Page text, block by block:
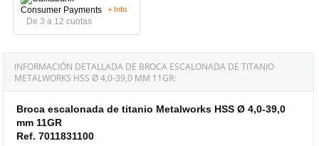
De 3 a 12 cuotas
+ Info
INFORMACIÓN DETALLADA DE BROCA ESCALONADA DE TITANIO
METALWORKS HSS Ø 4,0-39,0 MM 11GR:
Broca escalonada de titanio Metalworks HSS Ø 4,0-39,0
mm 11GR
Ref. 7011831100